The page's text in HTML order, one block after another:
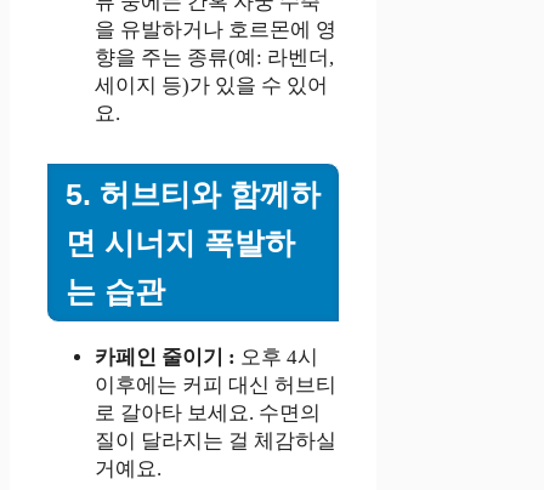
을 유발하거나 호르몬에 영
향을 주는 종류(예: 라벤더,
세이지 등)가 있을 수 있어
요.
5. 허브티와 함께하
면 시너지 폭발하
는 습관
카페인 줄이기 : 오후 4시
이후에는 커피 대신 허브티
로 갈아타 보세요. 수면의
질이 달라지는 걸 체감하실
거예요.